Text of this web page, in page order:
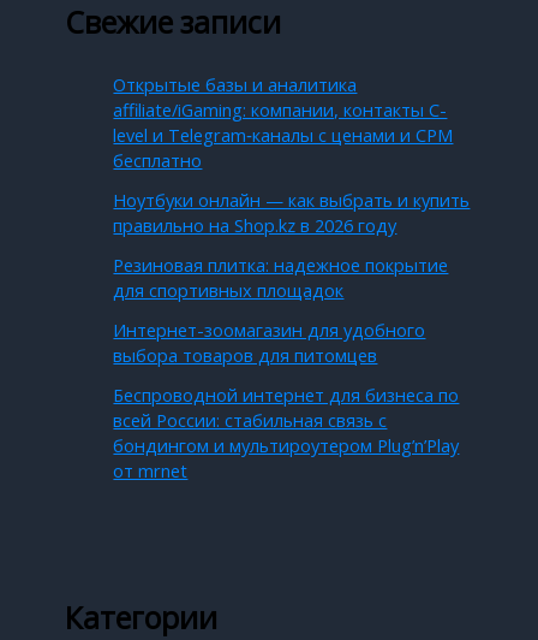
Свежие записи
Открытые базы и аналитика
affiliate/iGaming: компании, контакты C-
level и Telegram‑каналы с ценами и CPM
бесплатно
Ноутбуки онлайн — как выбрать и купить
правильно на Shop.kz в 2026 году
Резиновая плитка: надежное покрытие
для спортивных площадок
Интернет-зоомагазин для удобного
выбора товаров для питомцев
Беспроводной интернет для бизнеса по
всей России: стабильная связь с
бондингом и мультироутером Plug’n’Play
от mrnet
Категории